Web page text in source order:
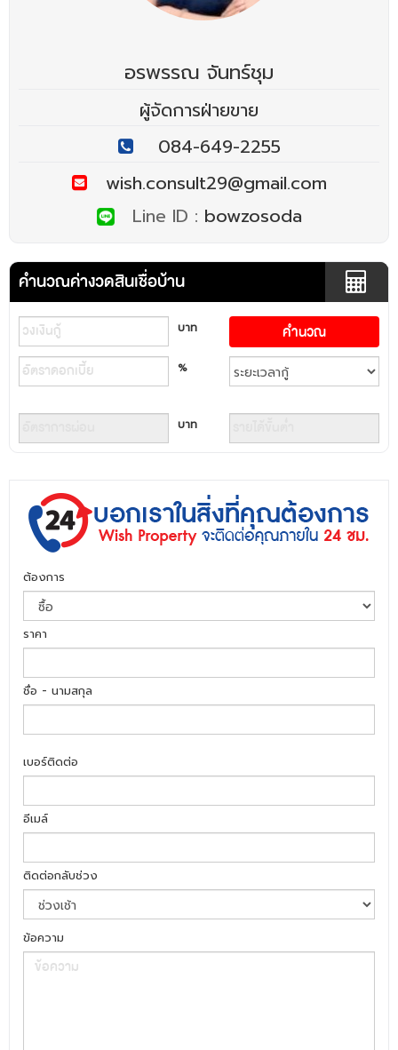
อรพรรณ จันทร์ชุม
ผู้จัดการฝ่ายขาย
084-649-2255
wish.consult29@gmail.com
Line ID : bowzosoda
คำนวณค่างวดสินเชื่อบ้าน
บาท
%
บาท
ต้องการ
ราคา
ชื่อ - นามสกุล
เบอร์ติดต่อ
อีเมล์
ติดต่อกลับช่วง
ข้อความ